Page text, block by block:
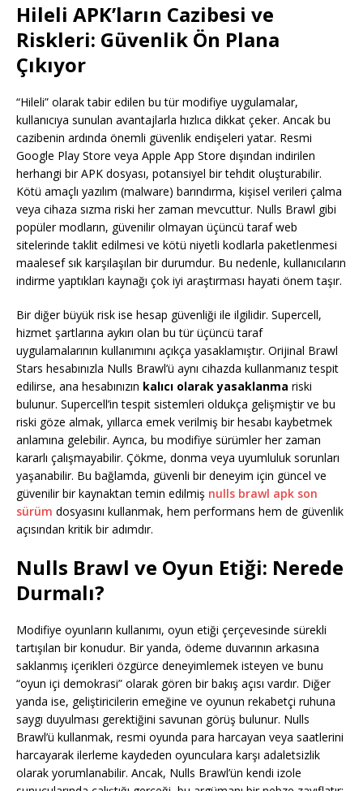
Hileli APK’ların Cazibesi ve
Riskleri: Güvenlik Ön Plana
Çıkıyor
“Hileli” olarak tabir edilen bu tür modifiye uygulamalar,
kullanıcıya sunulan avantajlarla hızlıca dikkat çeker. Ancak bu
cazibenin ardında önemli güvenlik endişeleri yatar. Resmi
Google Play Store veya Apple App Store dışından indirilen
herhangi bir APK dosyası, potansiyel bir tehdit oluşturabilir.
Kötü amaçlı yazılım (malware) barındırma, kişisel verileri çalma
veya cihaza sızma riski her zaman mevcuttur. Nulls Brawl gibi
popüler modların, güvenilir olmayan üçüncü taraf web
sitelerinde taklit edilmesi ve kötü niyetli kodlarla paketlenmesi
maalesef sık karşılaşılan bir durumdur. Bu nedenle, kullanıcıların
indirme yaptıkları kaynağı çok iyi araştırması hayati önem taşır.
Bir diğer büyük risk ise hesap güvenliği ile ilgilidir. Supercell,
hizmet şartlarına aykırı olan bu tür üçüncü taraf
uygulamalarının kullanımını açıkça yasaklamıştır. Orijinal Brawl
Stars hesabınızla Nulls Brawl’ü aynı cihazda kullanmanız tespit
edilirse, ana hesabınızın kalıcı olarak yasaklanma riski
bulunur. Supercell’in tespit sistemleri oldukça gelişmiştir ve bu
riski göze almak, yıllarca emek verilmiş bir hesabı kaybetmek
anlamına gelebilir. Ayrıca, bu modifiye sürümler her zaman
kararlı çalışmayabilir. Çökme, donma veya uyumluluk sorunları
yaşanabilir. Bu bağlamda, güvenli bir deneyim için güncel ve
güvenilir bir kaynaktan temin edilmiş nulls brawl apk son
sürüm dosyasını kullanmak, hem performans hem de güvenlik
açısından kritik bir adımdır.
Nulls Brawl ve Oyun Etiği: Nerede
Durmalı?
Modifiye oyunların kullanımı, oyun etiği çerçevesinde sürekli
tartışılan bir konudur. Bir yanda, ödeme duvarının arkasına
saklanmış içerikleri özgürce deneyimlemek isteyen ve bunu
“oyun içi demokrasi” olarak gören bir bakış açısı vardır. Diğer
yanda ise, geliştiricilerin emeğine ve oyunun rekabetçi ruhuna
saygı duyulması gerektiğini savunan görüş bulunur. Nulls
Brawl’ü kullanmak, resmi oyunda para harcayan veya saatlerini
harcayarak ilerleme kaydeden oyunculara karşı adaletsizlik
olarak yorumlanabilir. Ancak, Nulls Brawl’ün kendi izole